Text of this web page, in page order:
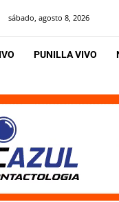
sábado, agosto 8, 2026
PUNILLA VIVO